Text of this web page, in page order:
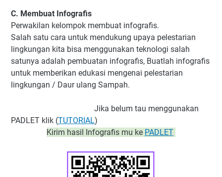
C. Membuat Infografis
Perwakilan kelompok membuat infografis.
Salah satu cara untuk mendukung upaya pelestarian
lingkungan kita bisa menggunakan teknologi salah
satunya adalah pembuatan infografis, Buatlah infografis
untuk memberikan edukasi mengenai pelestarian
lingkungan / Daur ulang Sampah.
Jika belum tau menggunakan
PADLET klik (TUTORIAL)
Kirim hasil Infografis mu ke PADLET